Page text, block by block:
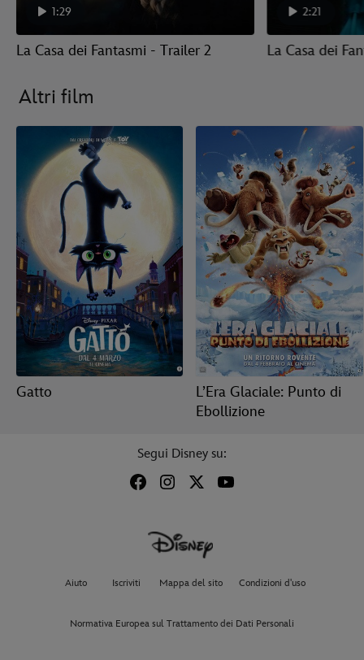
1:29
La Casa dei Fantasmi - Trailer 2
2:21
La Casa dei
Altri film
Gatto
L’Era Glaciale: Punto di
Ebollizione
Segui Disney su:
Aiuto Iscriviti Mappa del sito Condizioni d'uso
Normativa Europea sul Trattamento dei Dati Personali